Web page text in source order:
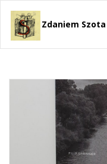
Zdaniem Szota